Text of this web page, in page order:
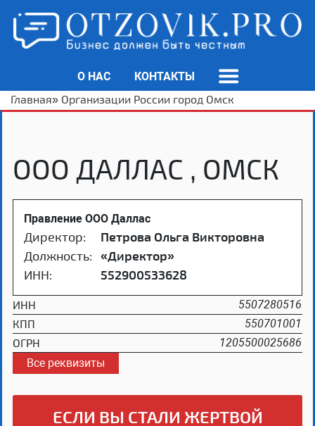
О НАС
КОНТАКТЫ
Главная» Организации России город Омск
ООО ДАЛЛАС , ОМСК
Правление ООО Даллас
Директор:
Петрова Ольга Викторовна
Должность: «Директор»
ИНН:
552900533628
ИНН
5507280516
КПП
550701001
ОГРН
1205500025686
Все реквизиты
ЕСЛИ ВЫ СТАЛИ ЖЕРТВОЙ